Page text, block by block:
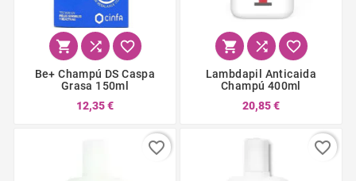
  
Be+ Champú DS Caspa
Grasa 150ml
12,35 €
  
Lambdapil Anticaida
Champú 400ml
20,85 €
favorite_border favorite_border